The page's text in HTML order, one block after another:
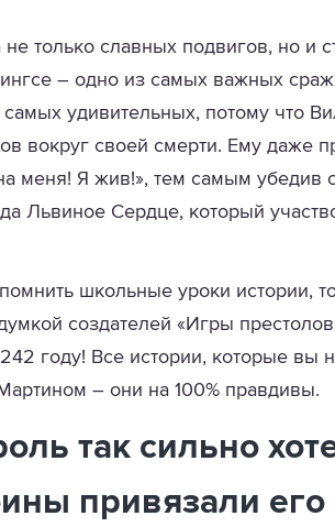
только славных подвигов, но и
– одно из самых важных
удивительных, потому что
вокруг своей смерти. Ему даже
меня! Я жив!», тем самым убедив
Львиное Сердце, который
школьные уроки истории,
создателей «Игры
году! Все истории, которые вы
– они на 100% правдивы.
так сильно
привязали